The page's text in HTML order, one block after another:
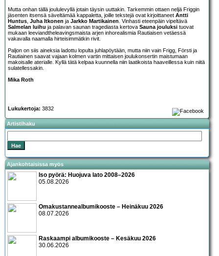
Mutta onhan tällä joululevyllä jotain täysin uuttakin. Tarkemmin ottaen neljä Friggin
jäsenten itsensä säveltämää kappaletta, joille tekstejä ovat kirjoittaneet Antti
Huntus, Juha Itkonen ja Jarkko Martikainen. Vinhasti eteenpäin vipeltävä
Salmelan luihu ja palavan saunan tragediasta kertova Sauna jouluksi tuovat
mukaan leeviandtheleavingsmaista arjen inhorealismia Rautiaisen vetäessä
vakavalla naamalla hirteisimmätkin rivit.
Paljon on siis aineksia ladottu lopulta juhlapöytään, mutta niin vain Frigg, Försti ja
Rautiainen saavat vajaan kolmen vartin mittaisen joulukonsertin maistumaan
makoisalle aterialle. Kyllä tätä kelpaa kuunnella niin laatikoista haaveillessa kuin niitä
sulatellessakin.
Mika Roth
Lukukertoja: 3832
Artistihaku
Ajankohtaisissa myös
Iso pyörä: Huojuva lato 2008–2026
05.08.2026
Omakustannealbumikooste – Heinäkuu 2026
08.07.2026
Raskaampi albumikooste – Kesäkuu 2026
30.06.2026